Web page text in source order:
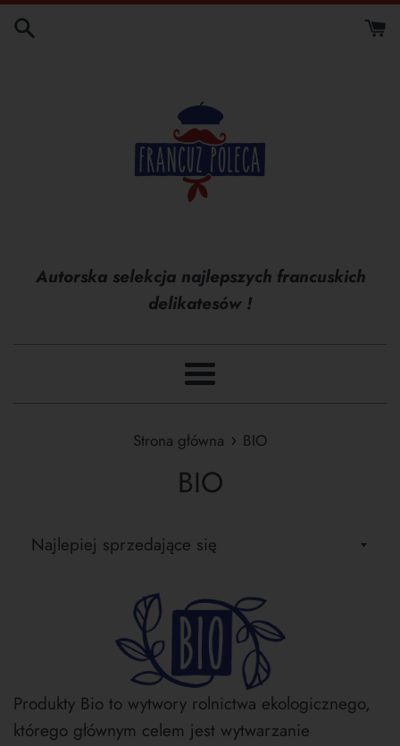
Przejdź
do
Autorska selekcja najlepszych francuskich
delikatesów !
Menu
Strona główna › BIO
BIO
Sortuj
Produkty Bio to wytwory rolnictwa ekologicznego,
którego głównym celem jest wytwarzanie